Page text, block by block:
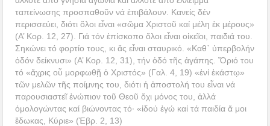
ταπείνωσης προσπαθοῦν νά ἐπιβάλουν. Κανείς δέν
περισσεύει, διότι ὅλοι εἶναι «σῶμα Χριστοῦ καί μέλη ἐκ μέρους»
(Α’ Κορ. 12, 27). Γιά τόν ἐπίσκοπο ὅλοι εἶναι οἰκεῖοι, παιδιά του.
Σηκώνει τό φορτίο τους, κι ἄς εἶναι σταυρικό. «Καθ᾿ ὑπερβολήν
ὁδόν δείκνυσι» (Α’ Κορ. 12, 31), τήν ὁδό τῆς ἀγάπης. Ὅριό του
τό «ἄχρις οὗ μορφωθῇ ὁ Χριστός» (Γαλ. 4, 19) «ἑνί ἑκάστῳ»
τῶν μελῶν τῆς ποίμνης του, διότι ἡ ἀποστολή του εἶναι νά
παρουσιαστεῖ ἐνώπιον τοῦ Θεοῦ ὄχι μόνος του, ἀλλά
ὁμολογώντας καί βιώνοντας τό· «ἰδού ἐγώ καί τά παιδία ἅ μοι
ἔδωκας, Κύριε» (Ἑβρ. 2, 13)